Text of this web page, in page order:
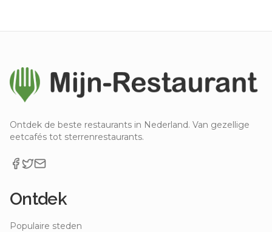
Ontdek de beste restaurants in Nederland. Van gezellige
eetcafés tot sterrenrestaurants.
Ontdek
Populaire steden